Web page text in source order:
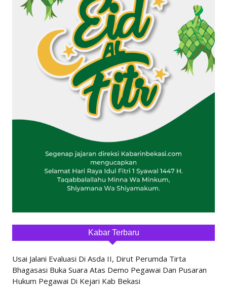
Kabar Terbaru
Usai Jalani Evaluasi Di Asda II, Dirut Perumda Tirta
Bhagasasi Buka Suara Atas Demo Pegawai Dan Pusaran
Hukum Pegawai Di Kejari Kab Bekasi